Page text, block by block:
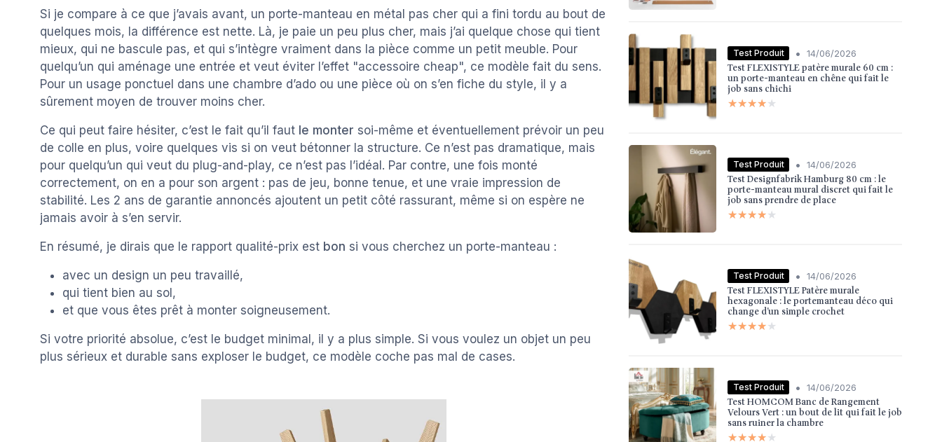
Si je compare à ce que j’avais avant, un porte-manteau en métal pas cher qui a fini tordu au bout de
quelques mois, la différence est nette. Là, je paie un peu plus cher, mais j’ai quelque chose qui tient
mieux, qui ne bascule pas, et qui s’intègre vraiment dans la pièce comme un petit meuble. Pour
quelqu’un qui aménage une entrée et veut éviter l’effet "accessoire cheap", ce modèle fait du sens.
Pour un usage ponctuel dans une chambre d’ado ou une pièce où on s’en fiche du style, il y a
sûrement moyen de trouver moins cher.
Ce qui peut faire hésiter, c’est le fait qu’il faut le monter soi-même et éventuellement prévoir un peu
de colle en plus, voire quelques vis si on veut bétonner la structure. Ce n’est pas dramatique, mais
pour quelqu’un qui veut du plug-and-play, ce n’est pas l’idéal. Par contre, une fois monté
correctement, on en a pour son argent : pas de jeu, bonne tenue, et une vraie impression de
stabilité. Les 2 ans de garantie annoncés ajoutent un petit côté rassurant, même si on espère ne
jamais avoir à s’en servir.
En résumé, je dirais que le rapport qualité-prix est bon si vous cherchez un porte-manteau :
avec un design un peu travaillé,
qui tient bien au sol,
et que vous êtes prêt à monter soigneusement.
Si votre priorité absolue, c’est le budget minimal, il y a plus simple. Si vous voulez un objet un peu
plus sérieux et durable sans exploser le budget, ce modèle coche pas mal de cases.
Test Produit • 14/06/2026
Test FLEXISTYLE patère murale 60 cm :
un porte-manteau en chêne qui fait le
job sans chichi
★★★★★
★★★★★
Test Produit • 14/06/2026
Test Designfabrik Hamburg 80 cm : le
porte-manteau mural discret qui fait le
job sans prendre de place
★★★★★
★★★★★
Test Produit • 14/06/2026
Test FLEXISTYLE Patère murale
hexagonale : le portemanteau déco qui
change d’un simple crochet
★★★★★
★★★★★
Test Produit • 14/06/2026
Test HOMCOM Banc de Rangement
Velours Vert : un bout de lit qui fait le job
sans ruiner la chambre
★★★★★
★★★★★